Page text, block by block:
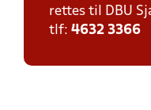
rettes til DBU
tlf: 4632 3366